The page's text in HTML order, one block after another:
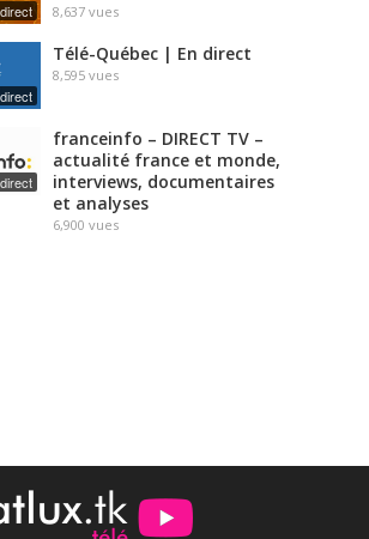
8,637 vues
Télé-Québec | En direct
8,595 vues
franceinfo – DIRECT TV –
actualité france et monde,
interviews, documentaires
et analyses
6,900 vues